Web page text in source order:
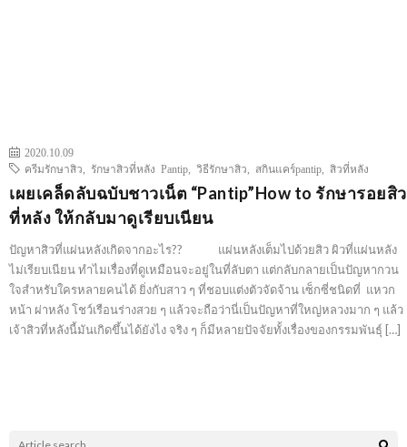
2020.10.09
ครีมรักษาสิว
รักษาสิวที่หลัง Pantip วิธีรักษาสิว สกินแคร์pantip สิวที่หลัง
เผยเคล็ดลับฉบับชาวเน็ต “Pantip”How to รักษารอยสิว
ที่หลัง ให้กลับมาดูเรียบเนียน
ปัญหาสิวที่แผ่นหลังเกิดจากอะไร?? แผ่นหลังเต็มไปด้วยสิว ผิวที่แผ่นหลัง
ไม่เรียบเนียน ทำไมเรื่องที่ดูเหมือนจะอยู่ในที่ลับตา แต่กลับกลายเป็นปัญหากวน
ใจสำหรับใครหลายคนได้ ยิ่งกับสาว ๆ ที่ชอบแต่งตัวจัดจ้าน เซ็กซี่ชนิดที่ แหวก
หน้า ผ่าหลัง โชว์เรือนร่างสวย ๆ แล้วจะถือว่านี่เป็นปัญหาที่ใหญ่หลวงมาก ๆ แล้ว
เจ้าสิวที่หลังนี้มันเกิดขึ้นได้ยังไง จริง ๆ ก็มีหลายปัจจัยทั้งเรื่องของกรรมพันธุ์ […]